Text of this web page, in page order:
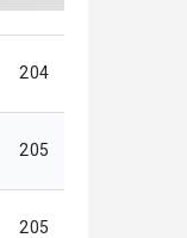
204
205
205